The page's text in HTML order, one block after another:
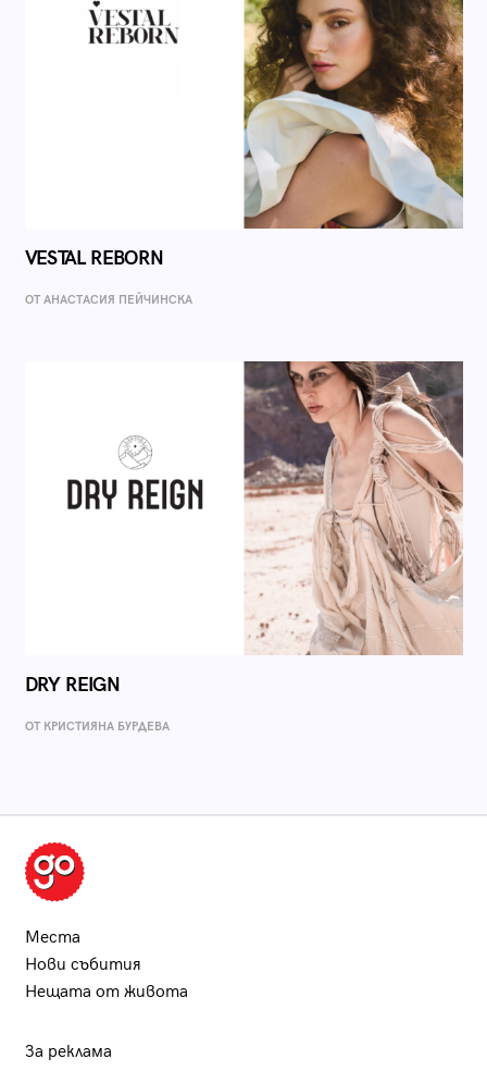
VESTAL REBORN
ОТ AНАСТАСИЯ ПЕЙЧИНСКА
DRY REIGN
ОТ КРИСТИЯНА БУРДЕВА
Места
Нови събития
Нещата от живота
За реклама